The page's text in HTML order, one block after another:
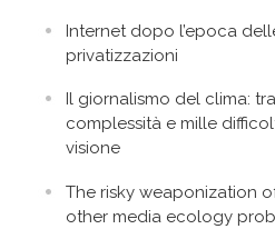
Internet dopo l’epoca
privatizzazioni
Il giornalismo del clima:
complessità e mille
visione
The risky weaponization
other media ecology